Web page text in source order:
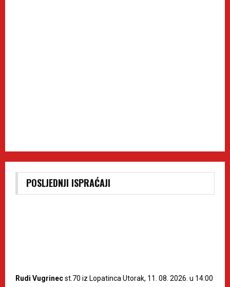
POSLJEDNJI ISPRAĆAJI
Rudi Vugrinecst.70 iz Lopatinca Utorak, 11. 08. 2026. u 14:00